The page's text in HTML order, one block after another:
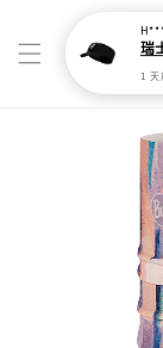
1 天